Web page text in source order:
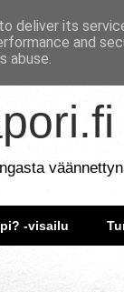
-visailu
deliver its
and
abuse.